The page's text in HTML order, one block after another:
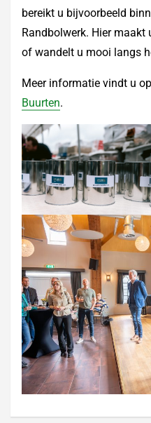
bereikt u bijvoorbeeld
Randbolwerk. Hier maakt
of wandelt u mooi langs
Meer informatie vindt u
Buurten.